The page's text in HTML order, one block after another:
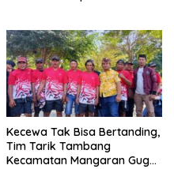
Kecewa Tak Bisa Bertanding,
Tim Tarik Tambang
Kecamatan Mangaran Gugur